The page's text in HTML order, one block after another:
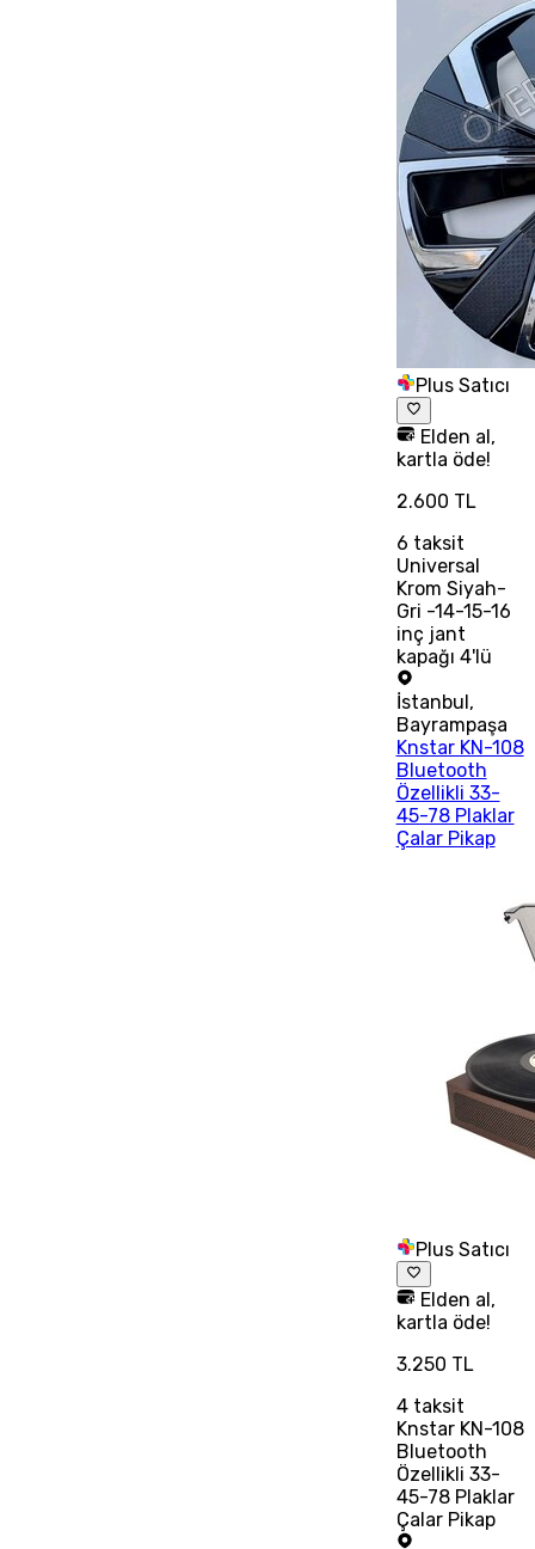
Plus Satıcı
Elden al,
kartla öde!
2.600 TL
6 taksit
Universal
Krom Siyah-
Gri -14-15-16
inç jant
kapağı 4'lü
İstanbul,
Bayrampaşa
Knstar KN-108
Bluetooth
Özellikli 33-
45-78 Plaklar
Çalar Pikap
Plus Satıcı
Elden al,
kartla öde!
3.250 TL
4taksit
Knstar KN-108
Bluetooth
Özellikli 33-
45-78 Plaklar
Çalar Pikap